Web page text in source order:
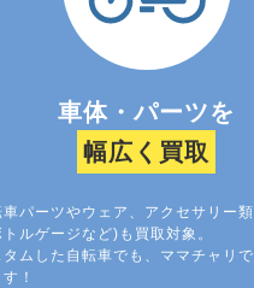
車体・パーツを
幅広く買取
車パーツやウェア、アクセサリー
ルゲージなど)も買取対象。
タムした自転車でも、ママチャリ
！